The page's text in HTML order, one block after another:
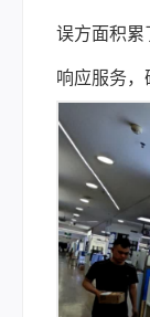
误方面积累
响应服务，